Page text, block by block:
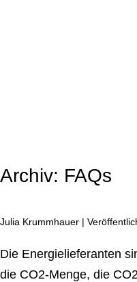
Archiv: FAQs
Julia Krummhauer |
Die En­er­gie­lie­fe­ran­ten
die CO2-Menge, die